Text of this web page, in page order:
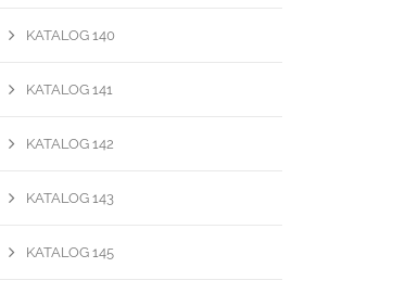
KATALOG 140
KATALOG 141
KATALOG 142
KATALOG 143
KATALOG 145